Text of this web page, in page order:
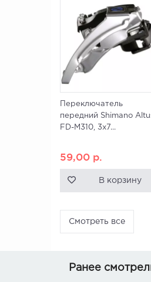
Переключатель
передний Shimano
FD-M310, 3x7...
59,00 р.
В корзину
Смотреть все
Ранее